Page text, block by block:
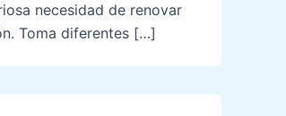
necesidad de renovar
Toma diferentes […]